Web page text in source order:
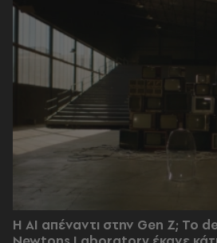
Η AI απέναντι στην Gen Z; Το